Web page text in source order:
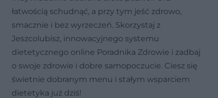
łatwością schudnąć, a przy tym jeść zdrowo,
smacznie i bez wyrzeczeń. Skorzystaj z
Jeszcolubisz, innowacyjnego systemu
dietetycznego online Poradnika Zdrowie i zadbaj
o swoje zdrowie i dobre samopoczucie. Ciesz się
świetnie dobranym menu i stałym wsparciem
dietetyka już dziś!